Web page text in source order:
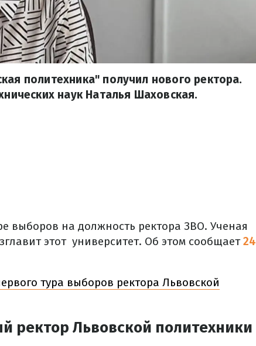
политехника" получил нового ректора.
наук Наталья Шаховская.
выборов на должность ректора ЗВО. Ученая
этот университет. Об этом сообщает24
тура выборов ректора Львовской
ректор Львовской политехники